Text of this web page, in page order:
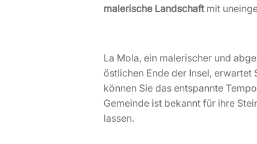
malerische Landschaftmit
La Mola, ein malerischer und
östlichen Ende der Insel, erwartet
können Sie das entspannte
Gemeinde ist bekannt für ihre
lassen.